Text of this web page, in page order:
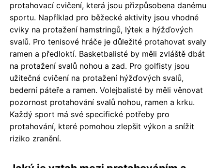
protahovací cvičení, která jsou přizpůsobena danému
sportu. Například pro běžecké aktivity jsou vhodné
cviky na protažení hamstringů, lýtek a hýžďových
svalů. Pro tenisové hráče je důležité protahovat svaly
ramen a předloktí. Basketbalisté by měli zvláště dbát
na protažení svalů nohou a zad. Pro golfisty jsou
užitečná cvičení na protažení hýžďových svalů,
bederní páteře a ramen. Volejbalisté by měli věnovat
pozornost protahování svalů nohou, ramen a krku.
Každý sport má své specifické potřeby pro
protahování, které pomohou zlepšit výkon a snížit
riziko zranění.